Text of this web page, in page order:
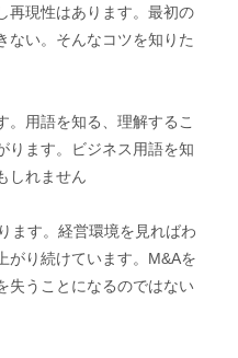
再現性はあります。最初の
ない。そんなコツを知りた
用語を知る、理解するこ
ります。ビジネス用語を知
しれません
ます。経営環境を見ればわ
がり続けています。M&Aを
失うことになるのではない